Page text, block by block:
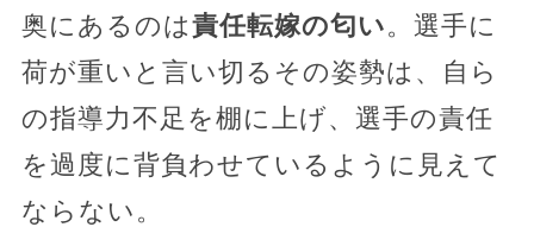
奥にあるのは責任転嫁の匂い。選手に
荷が重いと言い切るその姿勢は、自ら
の指導力不足を棚に上げ、選手の責任
を過度に背負わせているように見えて
ならない。